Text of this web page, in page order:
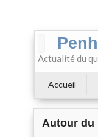
Actualité du
Accueil
Autour du